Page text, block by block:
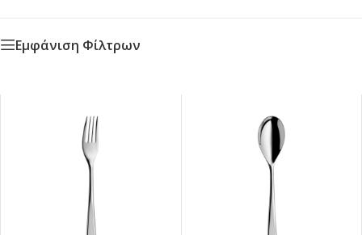
Εμφάνιση Φίλτρων